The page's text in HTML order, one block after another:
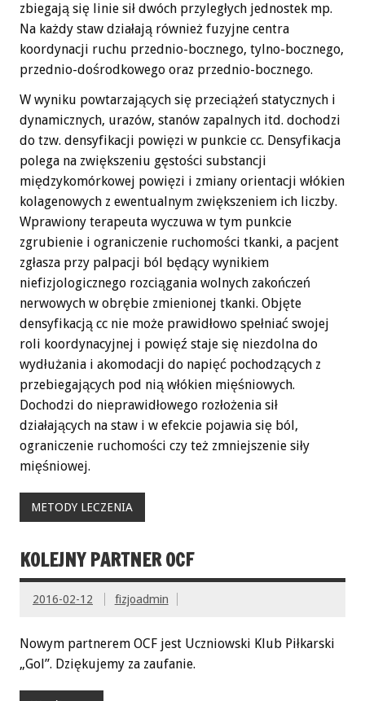
zbiegają się linie sił dwóch przyległych jednostek mp.
Na każdy staw działają również fuzyjne centra
koordynacji ruchu przednio-bocznego, tylno-bocznego,
przednio-dośrodkowego oraz przednio-bocznego.
W wyniku powtarzających się przeciążeń statycznych i
dynamicznych, urazów, stanów zapalnych itd. dochodzi
do tzw. densyfikacji powięzi w punkcie cc. Densyfikacja
polega na zwiększeniu gęstości substancji
międzykomórkowej powięzi i zmiany orientacji włókien
kolagenowych z ewentualnym zwiększeniem ich liczby.
Wprawiony terapeuta wyczuwa w tym punkcie
zgrubienie i ograniczenie ruchomości tkanki, a pacjent
zgłasza przy palpacji ból będący wynikiem
niefizjologicznego rozciągania wolnych zakończeń
nerwowych w obrębie zmienionej tkanki. Objęte
densyfikacją cc nie może prawidłowo spełniać swojej
roli koordynacyjnej i powięź staje się niezdolna do
wydłużania i akomodacji do napięć pochodzących z
przebiegających pod nią włókien mięśniowych.
Dochodzi do nieprawidłowego rozłożenia sił
działających na staw i w efekcie pojawia się ból,
ograniczenie ruchomości czy też zmniejszenie siły
mięśniowej.
METODY LECZENIA
KOLEJNY PARTNER OCF
2016-02-12 fizjoadmin
Nowym partnerem OCF jest Uczniowski Klub Piłkarski
„Gol”. Dziękujemy za zaufanie.